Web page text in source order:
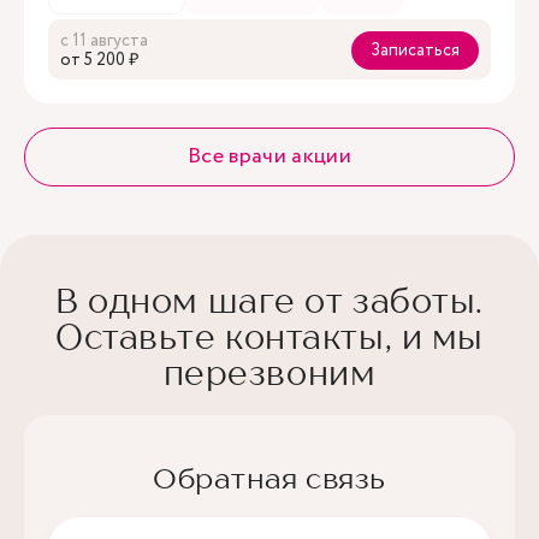
с 11 августа
oт 5 200 ₽
Записаться
Все врачи акции
В одном шаге от заботы.
Оставьте контакты, и мы
перезвоним
Обратная связь